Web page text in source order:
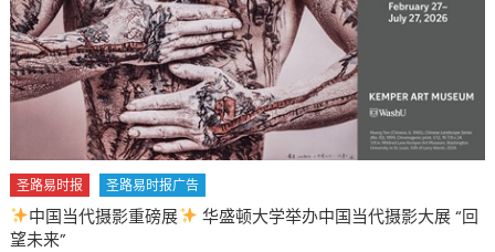
圣路易时报 圣路易时报广告
中国当代摄影重磅展
华盛顿大学举办中国当代摄影大展 “回
望未来”